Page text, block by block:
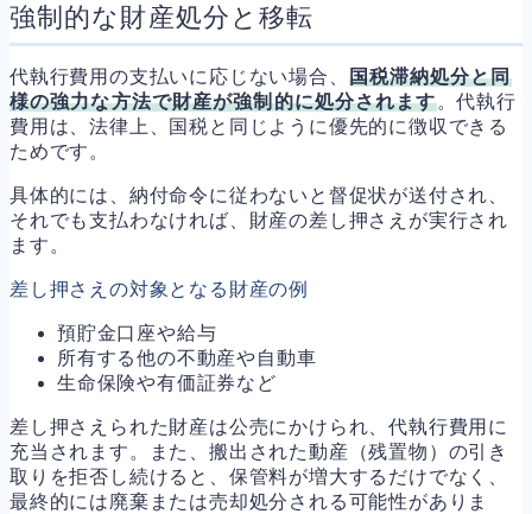
強制的な財産処分と移転
代執行費用の支払いに応じない場合、 国税滞納処分と同
様の強力な方法で財産が強制的に処分されます。代執行
費用は、法律上、国税と同じように優先的に徴収できる
ためです。
具体的には、納付命令に従わないと督促状が送付され、
それでも支払わなければ、財産の差し押さえが実行され
ます。
差し押さえの対象となる財産の例
預貯金口座や給与
所有する他の不動産や自動車
生命保険や有価証券など
差し押さえられた財産は公売にかけられ、代執行費用に
充当されます。また、搬出された動産（残置物）の引き
取りを拒否し続けると、保管料が増大するだけでなく、
最終的には廃棄または売却処分される可能性がありま